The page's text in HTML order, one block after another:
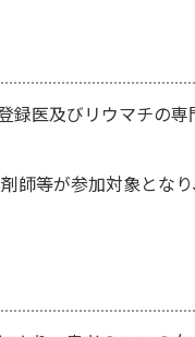
医及びリウマチの
等が参加対象とな